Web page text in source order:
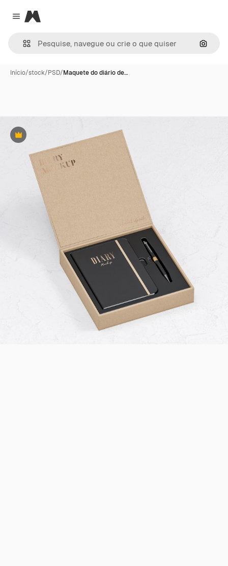
Close menu
Magnific
Início/stock/PSD/Maquete do diário de…
Premium